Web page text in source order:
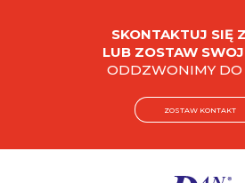
SKONTAKTUJ SIĘ
LUB ZOSTAW
ODDZWONIMY DO
ZOSTAW KONTAKT